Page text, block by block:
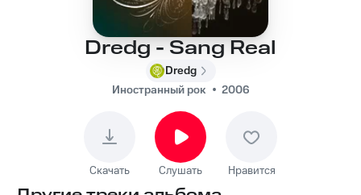
Dredg - Sang Real
Dredg
Иностранный рок
2006
Скачать Слушать Нравится